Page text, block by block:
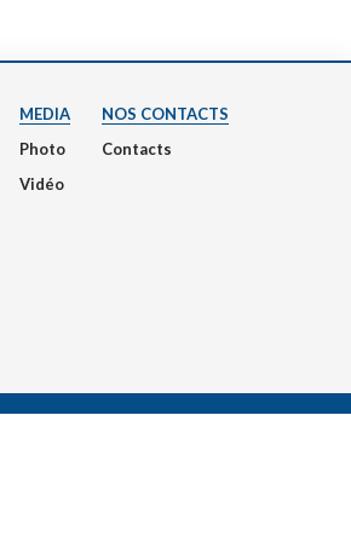
MEDIA
Photo
Vidéo
NOS CONTACTS
Contacts